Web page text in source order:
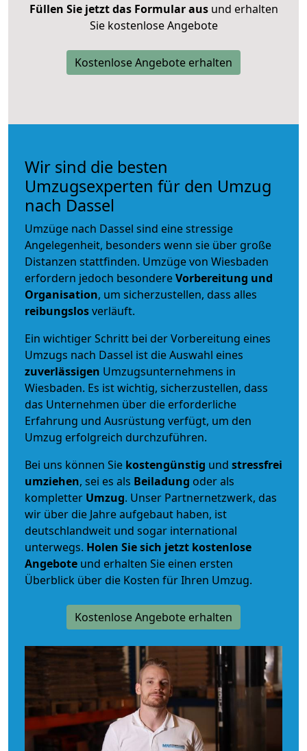
Füllen Sie jetzt das Formular ausund erhalten
Sie kostenlose Angebote
Kostenlose Angebote erhalten
Wir sind die besten
Umzugsexperten für den Umzug
nach Dassel
Umzüge nach Dassel sind eine stressige
Angelegenheit, besonders wenn sie über große
Distanzen stattfinden. Umzüge von Wiesbaden
erfordern jedoch besondereVorbereitung und
Organisation, um sicherzustellen, dass alles
reibungslosverläuft.
Ein wichtiger Schritt bei der Vorbereitung eines
Umzugs nach Dassel ist die Auswahl eines
zuverlässigen Umzugsunternehmens in
Wiesbaden. Es ist wichtig, sicherzustellen, dass
das Unternehmen über die erforderliche
Erfahrung und Ausrüstung verfügt, um den
Umzug erfolgreich durchzuführen.
Bei uns können Sie kostengünstig und stressfrei
umziehen, sei es als Beiladung oder als
kompletter Umzug. Unser Partnernetzwerk, das
wir über die Jahre aufgebaut haben, ist
deutschlandweit und sogar international
unterwegs. Holen Sie sich jetzt kostenlose
Angebote und erhalten Sie einen ersten
Überblick über die Kosten für Ihren Umzug.
Kostenlose Angebote erhalten